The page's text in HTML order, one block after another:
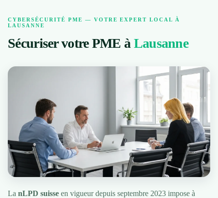
CYBERSÉCURITÉ PME — VOTRE EXPERT LOCAL À
LAUSANNE
Sécuriser votre PME à Lausanne
La nLPD suisse en vigueur depuis septembre 2023 impose à